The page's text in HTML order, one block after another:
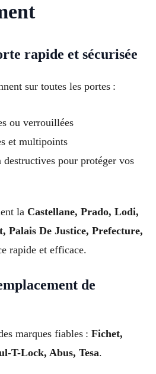
rapide et sécurisée
sur toutes les portes :
ou verrouillées
et multipoints
destructives pour protéger vos
la Castellane, Prado, Lodi,
Palais De Justice, Prefecture,
rapide et efficace.
de
marques fiables : Fichet,
T-Lock, Abus, Tesa.